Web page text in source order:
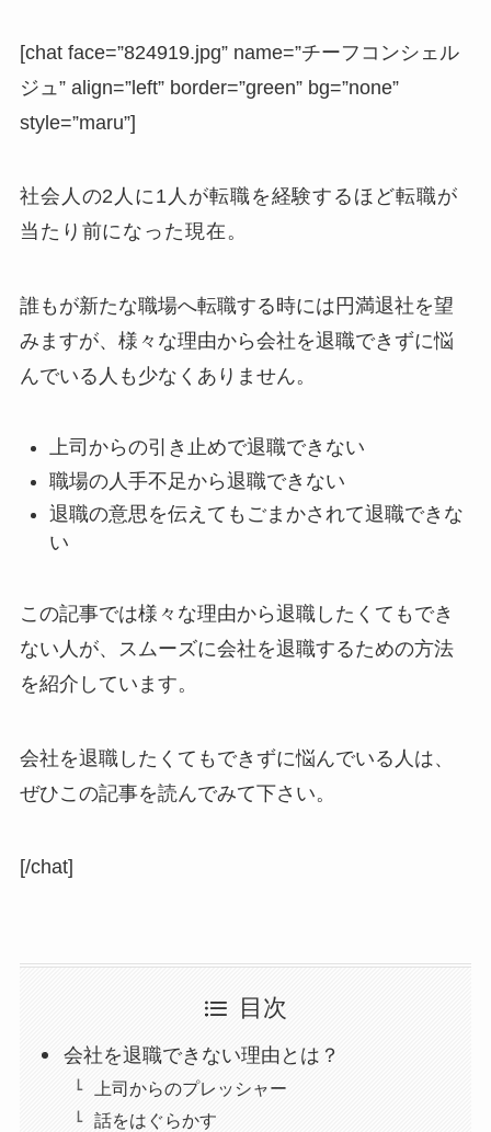
[chat face=”824919.jpg” name=”チーフコンシェル
ジュ” align=”left” border=”green” bg=”none”
style=”maru”]
社会人の2人に1人が転職を経験するほど転職が
当たり前になった現在。
誰もが新たな職場へ転職する時には円満退社を望
みますが、様々な理由から会社を退職できずに悩
んでいる人も少なくありません。
上司からの引き止めで退職できない
職場の人手不足から退職できない
退職の意思を伝えてもごまかされて退職できな
い
この記事では様々な理由から退職したくてもでき
ない人が、スムーズに会社を退職するための方法
を紹介しています。
会社を退職したくてもできずに悩んでいる人は、
ぜひこの記事を読んでみて下さい。
[/chat]
目次
会社を退職できない理由とは？
上司からのプレッシャー
話をはぐらかす